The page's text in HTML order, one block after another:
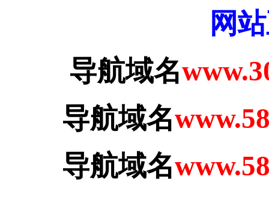
网
导航域名
导航域名
导航域名